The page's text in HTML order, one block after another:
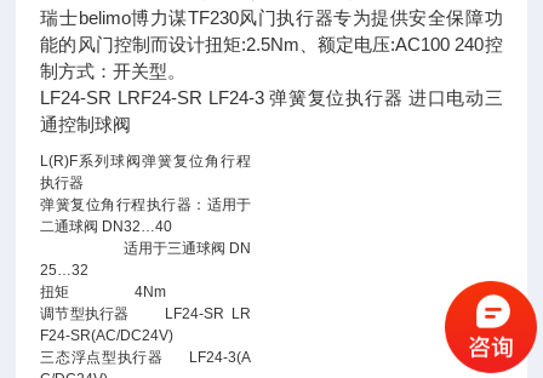
瑞士belimo博力谋TF230风门执行器专为提供安全保障功
能的风门控制而设计扭矩:2.5Nm、额定电压:AC100 240控
制方式：开关型。
LF24-SR LRF24-SR LF24-3 弹簧复位执行器 进口电动三
通控制球阀
L(R)F系列球阀弹簧复位角行程
执行器
弹簧复位角行程执行器：适用于
二通球阀 DN32…40
适用于三通球阀 DN
25…32
扭矩 4Nm
调节型执行器 LF24-SR LR
F24-SR(AC/DC24V)
三态浮点型执行器 LF24-3(A